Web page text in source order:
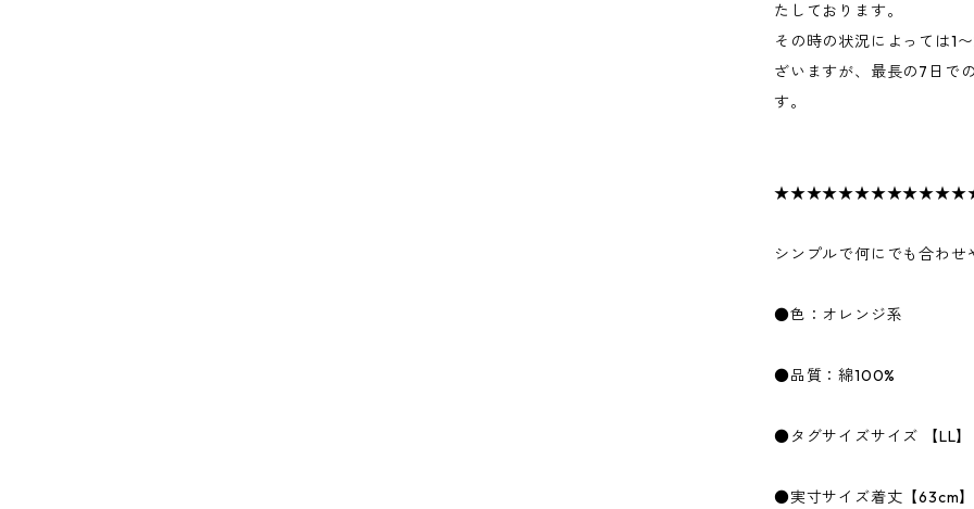
たしております。
その時の状況によっては1
ざいますが、最長の7日で
す。
シンプルで何にでも合わ
●色：オレンジ系
●品質：綿100%
●タグサイズサイズ 【LL】
●実寸サイズ着丈【63cm】